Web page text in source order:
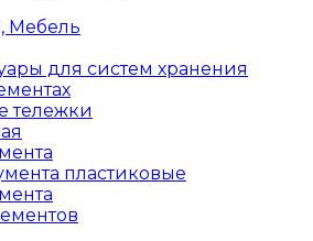
Мебель
для систем хранения
тележки
пластиковые